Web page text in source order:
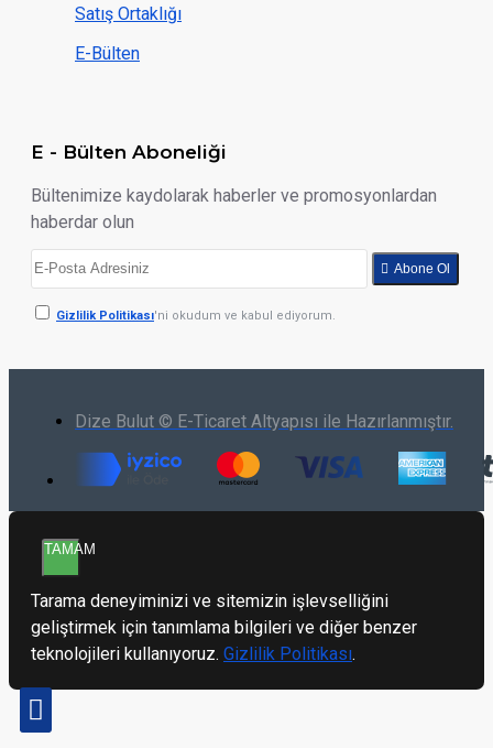
Satış Ortaklığı
E-Bülten
E - Bülten Aboneliği
Bültenimize kaydolarak haberler ve promosyonlardan
haberdar olun
Abone Ol
Gizlilik Politikası'ni okudum ve kabul ediyorum.
Dize Bulut © E-Ticaret Altyapısı ile Hazırlanmıştır.
TAMAM
Tarama deneyiminizi ve sitemizin işlevselliğini
geliştirmek için tanımlama bilgileri ve diğer benzer
teknolojileri kullanıyoruz. Gizlilik Politikası.